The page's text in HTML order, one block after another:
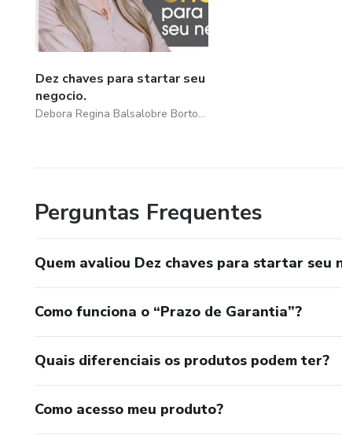
Dez chaves para startar seu
negocio.
Debora Regina Balsalobre Bortolo da Rocha
Perguntas Frequentes
Quem avaliou Dez chaves para startar seu
Como funciona o “Prazo de Garantia”?
Quais diferenciais os produtos podem ter?
Como acesso meu produto?